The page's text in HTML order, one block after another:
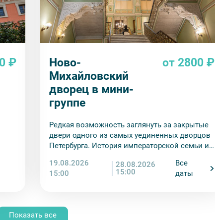
₽
Ново-
Михайловский
дворец в мини-
группе
от 2800 ₽
Редкая возможность заглянуть за закрытые
двери одного из самых уединенных дворцов
Петербурга. История императорской семьи и
маршруте.
19.08.2026
15:00
28.08.2026
15:00
Все
даты
Показать все